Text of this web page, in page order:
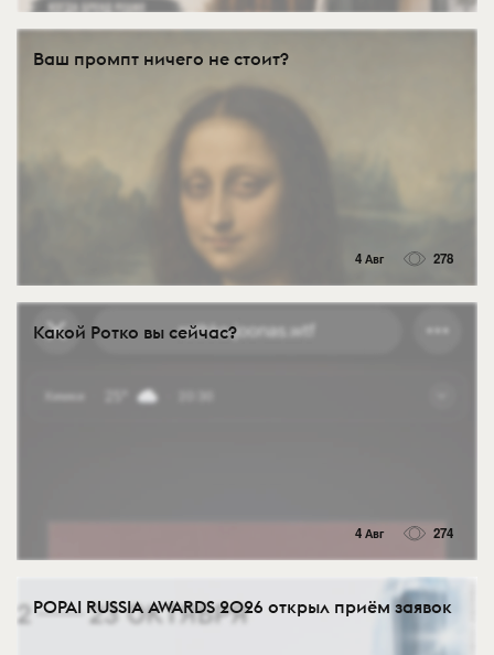
Ваш промпт ничего не стоит?
4 Авг 278
Какой Ротко вы сейчас?
4 Авг 274
POPAI RUSSIA AWARDS 2026 открыл приём заявок